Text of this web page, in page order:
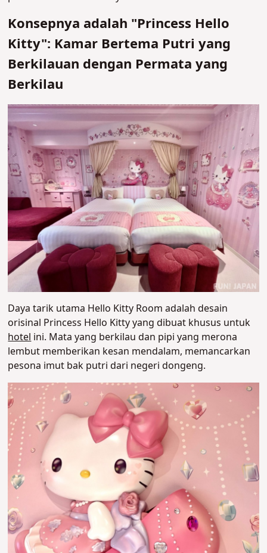
Konsepnya adalah "Princess Hello
Kitty": Kamar Bertema Putri yang
Berkilauan dengan Permata yang
Berkilau
Daya tarik utama Hello Kitty Room adalah desain
orisinal Princess Hello Kitty yang dibuat khusus untuk
hotelini. Mata yang berkilau dan pipi yang merona
lembut memberikan kesan mendalam, memancarkan
pesona imut bak putri dari negeri dongeng.